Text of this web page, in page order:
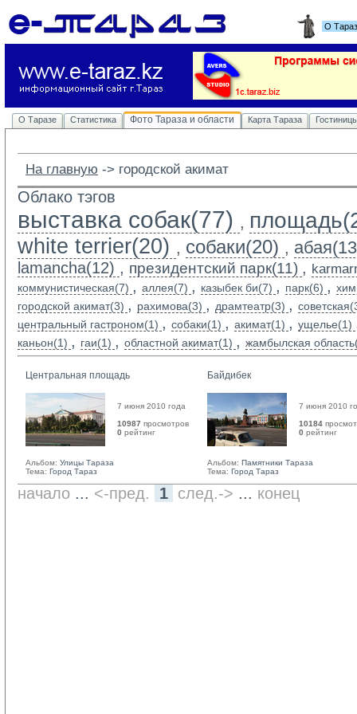
О
О Таразе Статистика Фото Тараза и области Карта Тараза
На главную -> городской акимат
Облако тэгов
выставка собак(77) ,
white terrier(20) , собаки(20) ,
lamancha(12) , президентский парк(11) ,
коммунистическая(7) , аллея(7) , казыбек би(7) , парк(6) ,
городской акимат(3) , рахимова(3) , драмтеатр(3) ,
центральный гастроном(1) , собаки(1) , акимат(1) , ущелье(1)
каньон(1) , гаи(1) , областной акимат(1) , жамбылская
Центральная площадь
7 июня 2010 года
10987 просмотров
0 рейтинг
Альбом: Улицы Тараза
Тема: Город Тараз
Байдибек
7 июня 2010
10184
0 рейтинг
Альбом: Памятники Тараза
Тема: Город Тараз
начало ... <-пред. 1 след.-> ... конец